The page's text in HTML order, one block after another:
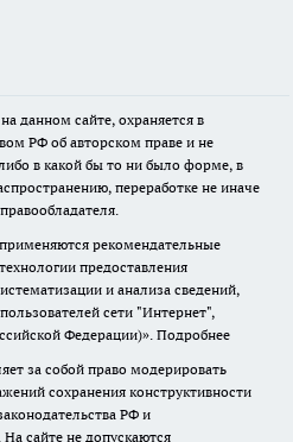
данном сайте, охраняется в
РФ об авторском праве и не
в какой бы то ни было форме, в
переработке не иначе
рекомендательные
предоставления
и анализа сведений,
сети "Интернет",
Федерации)». Подробнее
за собой право модерировать
сохранения конструктивности
РФ и
сайте не допускаются